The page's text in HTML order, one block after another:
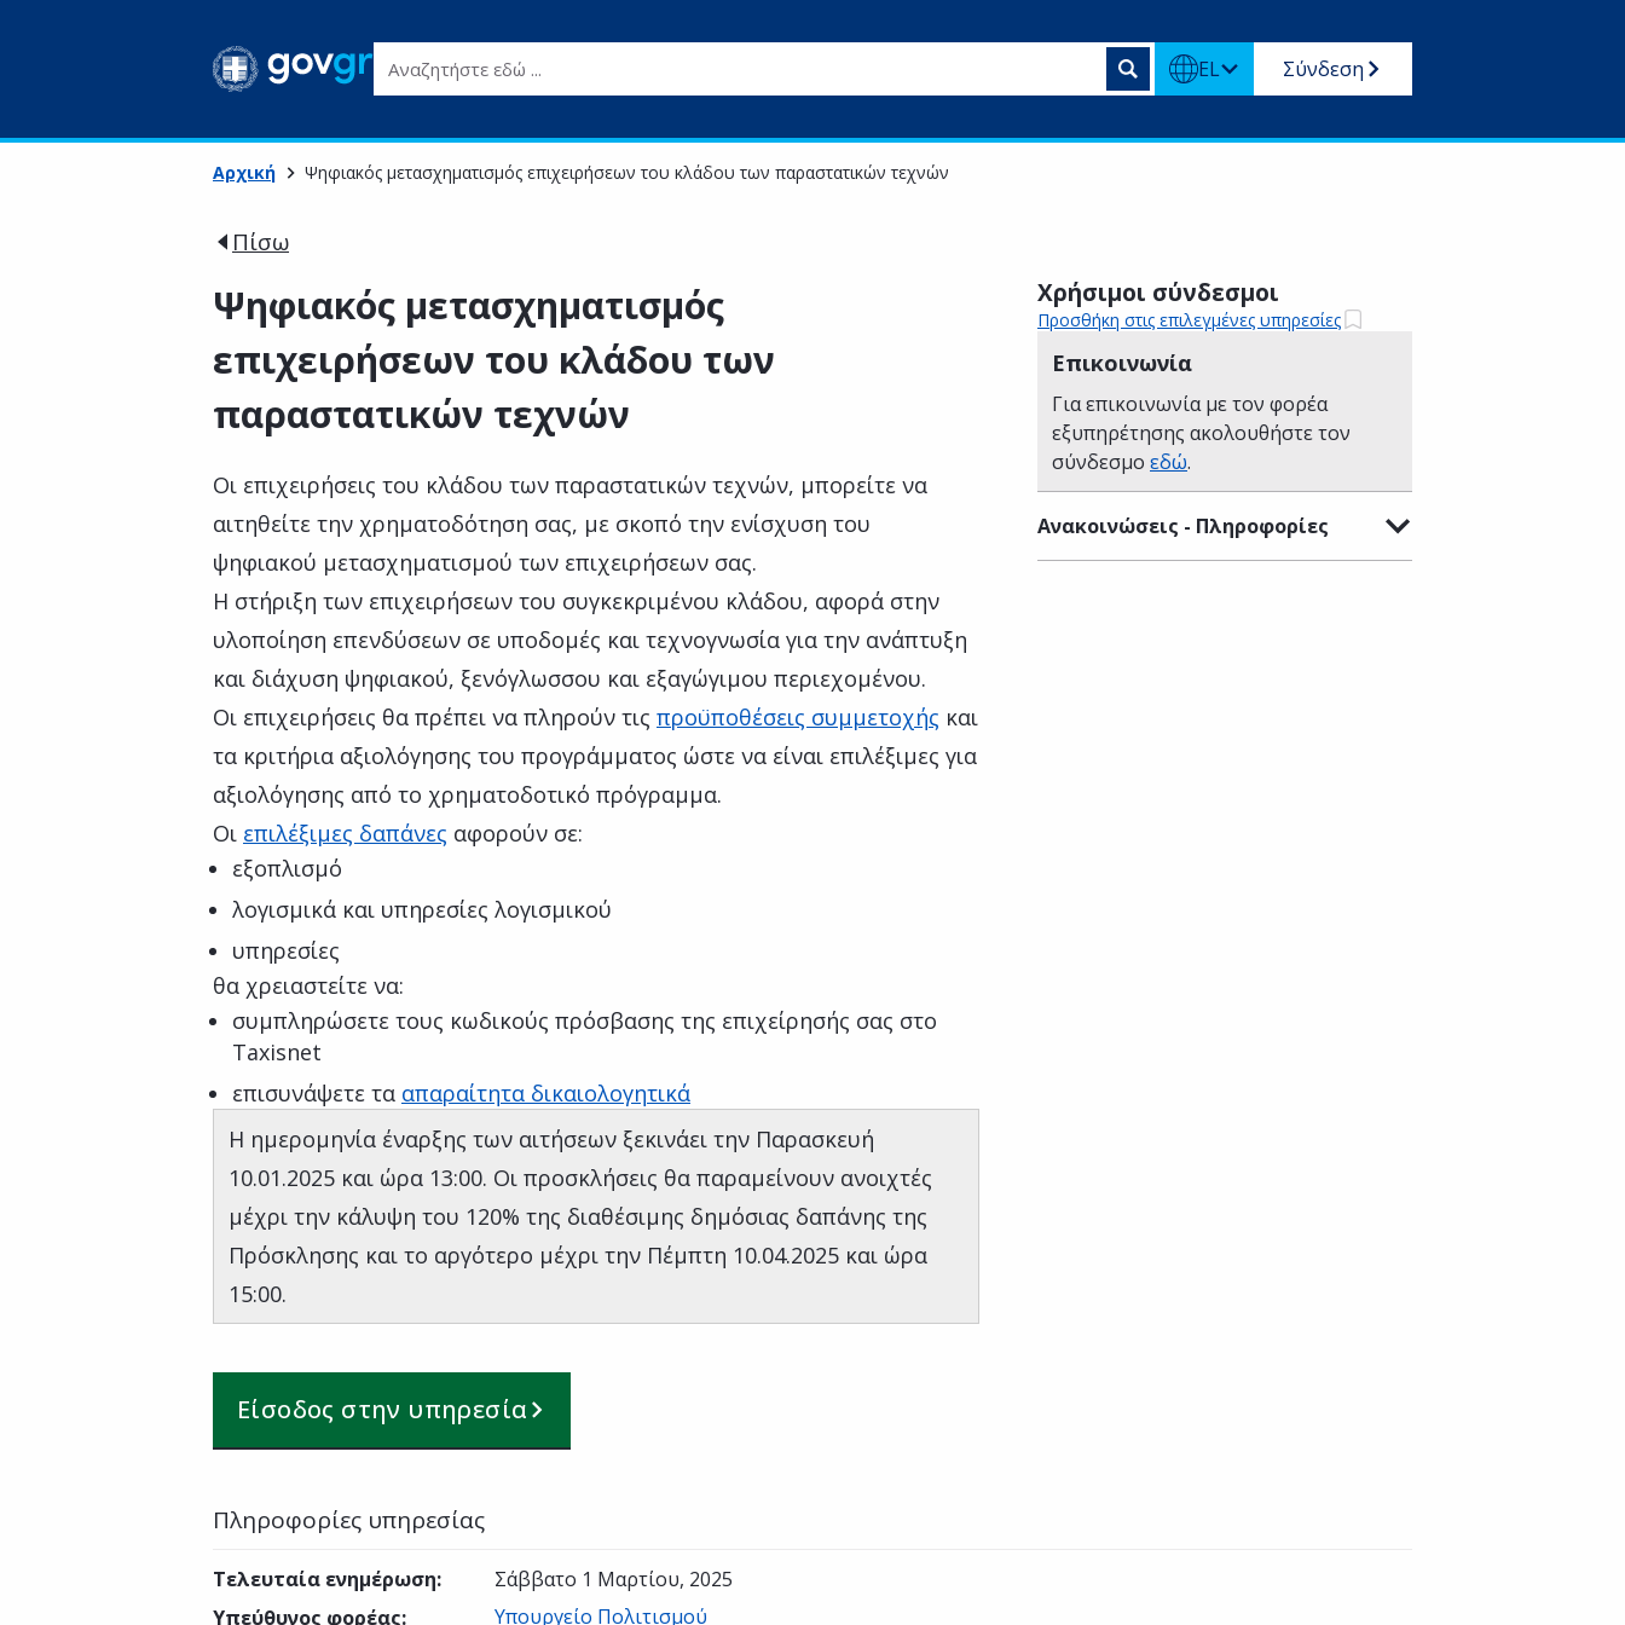
Αναζητήστε εδώ ... EL Σύνδεση
Αρχική Ψηφιακός μετασχηματισμός επιχειρήσεων του κλάδου των παραστατικών τεχνών
Πίσω
Ψηφιακός μετασχηματισμός
επιχειρήσεων του κλάδου των
παραστατικών τεχνών
Οι επιχειρήσεις του κλάδου των παραστατικών τεχνών, μπορείτε να
αιτηθείτε την χρηματοδότηση σας, με σκοπό την ενίσχυση του
ψηφιακού μετασχηματισμού των επιχειρήσεων σας.
Η στήριξη των επιχειρήσεων του συγκεκριμένου κλάδου, αφορά στην
υλοποίηση επενδύσεων σε υποδομές και τεχνογνωσία για την ανάπτυξη
και διάχυση ψηφιακού, ξενόγλωσσου και εξαγώγιμου περιεχομένου.
Οι επιχειρήσεις θα πρέπει να πληρούν τις προϋποθέσεις συμμετοχής και
τα κριτήρια αξιολόγησης του προγράμματος ώστε να είναι επιλέξιμες για
αξιολόγησης από το χρηματοδοτικό πρόγραμμα.
Οι επιλέξιμες δαπάνες αφορούν σε:
εξοπλισμό
λογισμικά και υπηρεσίες λογισμικού
υπηρεσίες
θα χρειαστείτε να:
συμπληρώσετε τους κωδικούς πρόσβασης της επιχείρησής σας στο
Taxisnet
επισυνάψετε τα απαραίτητα δικαιολογητικά
Η ημερομηνία έναρξης των αιτήσεων ξεκινάει την Παρασκευή
10.01.2025 και ώρα 13:00. Οι προσκλήσεις θα παραμείνουν ανοιχτές
μέχρι την κάλυψη του 120% της διαθέσιμης δημόσιας δαπάνης της
Πρόσκλησης και το αργότερο μέχρι την Πέμπτη 10.04.2025 και ώρα
15:00.
Είσοδος στην υπηρεσία
Χρήσιμοι σύνδεσμοι
Προσθήκη στις επιλεγμένες υπηρεσίες
Επικοινωνία
Για επικοινωνία με τον φορέα
εξυπηρέτησης ακολουθήστε τον
σύνδεσμο εδώ.
Ανακοινώσεις - Πληροφορίες
Πληροφορίες υπηρεσίας
Τελευταία ενημέρωση:
Σάββατο 1 Μαρτίου, 2025
Υπεύθυνος φορέας: Υπουργείο Πολιτισμού